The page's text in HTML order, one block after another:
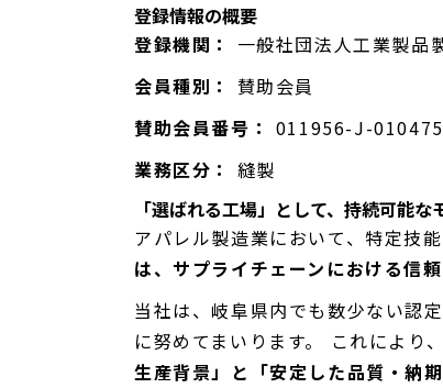
登録情報の概要
登録機関：
一般社団法人工業製品
会員種別：
賛助会員
賛助会員番号： 011956-J-010475
業務区分：
縫製
「選ばれる工場」として、持続可能な
アパレル製造業において、特定技
は、サプライチェーンにおける信
当社は、岐阜県内でも数少ない認
に努めてまいります。 これにより
生産背景」と「安定した品質・納